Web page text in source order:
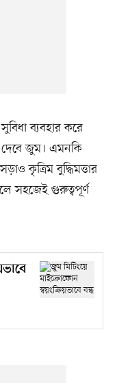
সুবিধা ব্যবহার করে
দেবে জুম। এমনকি
কৃত্রিম বুদ্ধিমত্তার
সহজেই গুরুত্বপূর্ণ